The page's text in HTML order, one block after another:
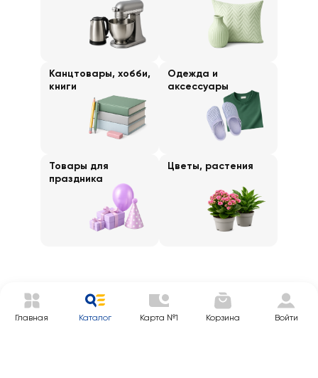
Канцтовары, хобби,
книги
Одежда и
аксессуары
Товары для
праздника
Цветы, растения
Главная Каталог Карта №1 Корзина Войти